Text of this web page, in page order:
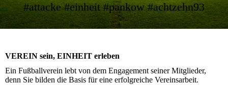
#attacke #einheit #pankow #achtzehn93
VEREIN sein, EINHEIT erleben
Ein Fußballverein lebt von dem Engagement seiner Mitglieder,
denn Sie bilden die Basis für eine erfolgreiche Vereinsarbeit.